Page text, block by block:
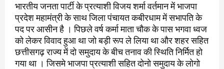
भारतीय जनता पार्टी के प्रत्याशी विजय शर्मा वर्तमान में भाजपा
प्रदेश महामंत्री के साथ जिला पंचायत कबीरधाम में सभापति के
पद पर आसीन है । पिछले वर्ष कर्मा माता चौक के पास भगवा ध्वज
को लेकर विवाद हुआ था जो बड़ी रूप ले लिया था और शहर सहित
छत्तीसगढ़ राज्य में दो समुदाय के बीच तनाव की स्थिति निर्मित हो
गया था । जिसमे भाजपा प्रत्याशी सहित दोनो समुदाय के लोगो